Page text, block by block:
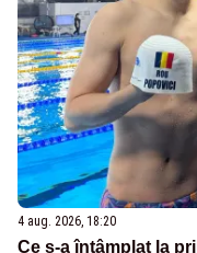
4 aug. 2026, 18:20
Ce s-a întâmplat la